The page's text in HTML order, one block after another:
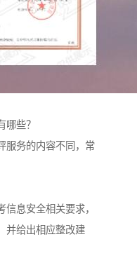
哪些？
服务的内容不同，常
息安全相关要求，
并给出相应整改建